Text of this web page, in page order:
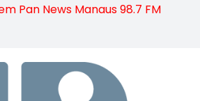
Pan News Manaus 98.7 FM